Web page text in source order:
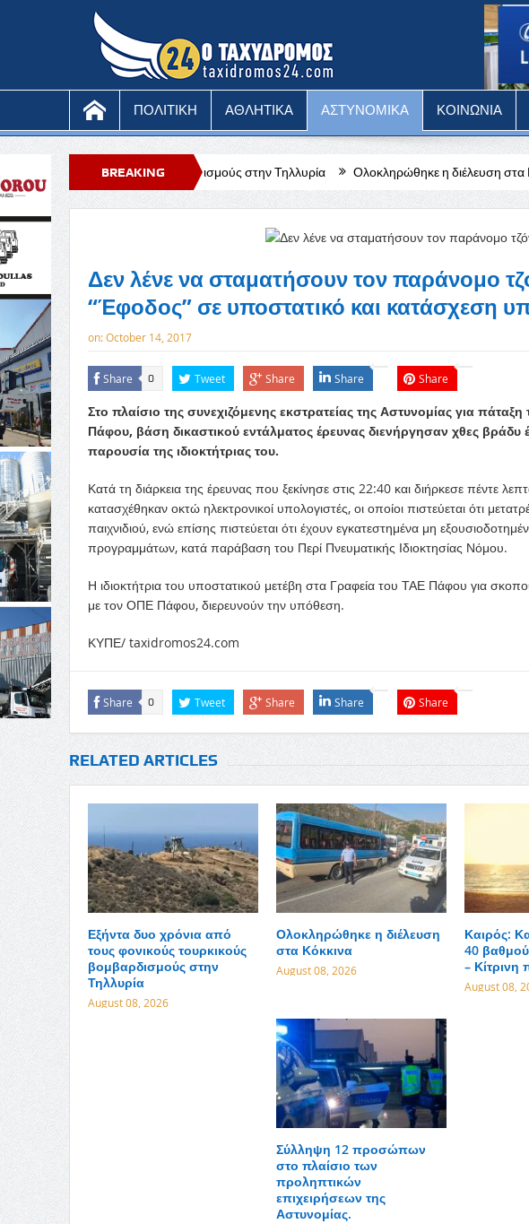
ΠΟΛΙΤΙΚΗ ΑΘΛΗΤΙΚΑ ΑΣΤΥΝΟΜΙΚΑ ΚΟΙΝΩΝΙΑ
BREAKING
NEWS
βομβαρδισμούς στην Τηλλυρία Ολοκληρώθηκε η διέλευση στα Κόκκινα Καιρός:
Δεν λένε να σταματήσουν τον παράνομο
“Έφοδος” σε υποστατικό και κατάσχεση
on:October 14, 2017
Share 0 Tweet Share Share Share
Στο πλαίσιο της συνεχιζόμενης εκστρατείας της Αστυνομίας για
Πάφου, βάση δικαστικού εντάλματος έρευνας διενήργησαν χθες
παρουσία της ιδιοκτήτριας του.
Κατά τη διάρκεια της έρευνας που ξεκίνησε στις 22:40 και διήρκεσε πέντε
κατασχέθηκαν οκτώ ηλεκτρονικοί υπολογιστές, οι οποίοι πιστεύεται ότι
παιχνιδιού, ενώ επίσης πιστεύεται ότι έχουν εγκατεστημένα μη
προγραμμάτων, κατά παράβαση του Περί Πνευματικής Ιδιοκτησίας Νόμου.
Η ιδιοκτήτρια του υποστατικού μετέβη στα Γραφεία του ΤΑΕ Πάφου για
με τον ΟΠΕ Πάφου, διερευνούν την υπόθεση.
ΚΥΠΕ/ taxidromos24.com
Share 0 Tweet Share Share Share
RELATED ARTICLES
Εξήντα δυο χρόνια από
τους φονικούς τουρκικούς
βομβαρδισμούς στην
Τηλλυρία
August 08, 2026
Ολοκληρώθηκε η διέλευση
στα Κόκκινα
August 08, 2026
Καιρός:
40
– Κίτρινη
August 08,
Σύλληψη 12 προσώπων
στο πλαίσιο των
προληπτικών
επιχειρήσεων της
Αστυνομίας.